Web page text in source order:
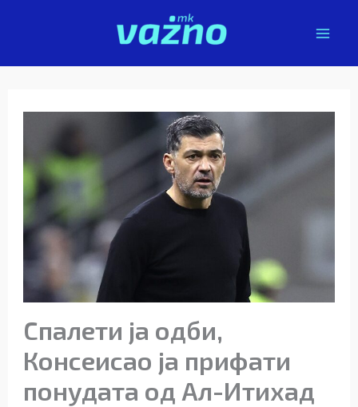
Спалети ја одби,
Консеисао ја прифати
понудата од Ал-Итихад